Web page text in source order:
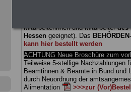
Mitarbeiterinnen und Mitarbeiterdes
Hessen geeignet). Das
kann hier bestellt werden
ACHTUNG Neue Broschüre zum
Teilweise 5-stellige Nachzahlungen
Beamtinnen & Beamte in Bund und
durch Neuordnung der
Alimentation
>>>zur